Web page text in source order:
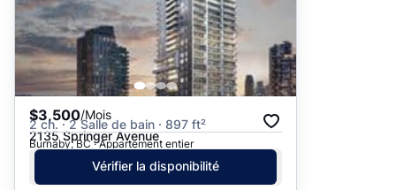
$3,500/Mois
2 ch. · 2 Salle de bain · 897 ft²
2135 Springer Avenue
Burnaby, BC · Appartement entier
Vérifier la disponibilité